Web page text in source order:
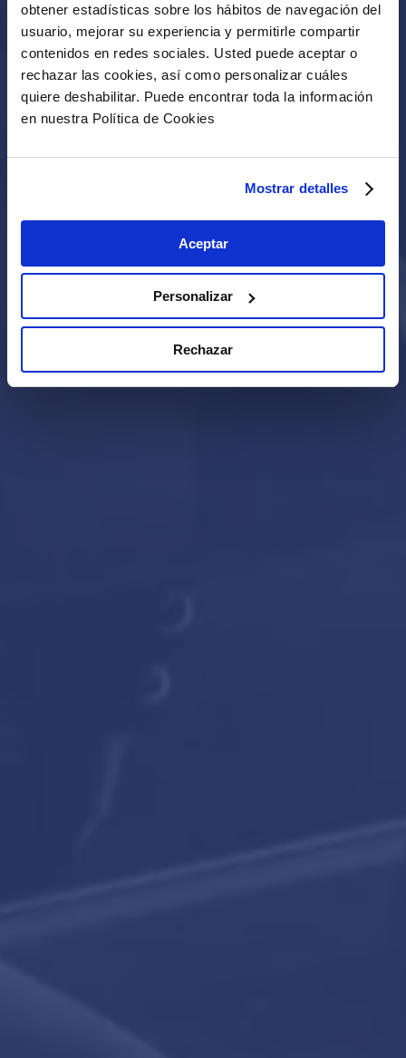
obtener estadísticas sobre los hábitos de navegación del
usuario, mejorar su experiencia y permitirle compartir
contenidos en redes sociales. Usted puede aceptar o
rechazar las cookies, así como personalizar cuáles
quiere deshabilitar. Puede encontrar toda la información
en nuestra Política de Cookies
Mostrar detalles
Aceptar
Personalizar
Rechazar